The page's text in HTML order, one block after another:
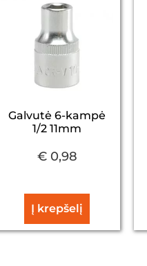
Galvutė 6-kampė
1/2 11mm
€0,98
Į krepšelį